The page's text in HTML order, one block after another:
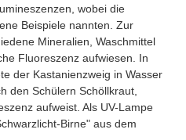
wobei die
Beispiele nannten. Zur
Mineralien, Waschmittel
Fluoreszenz aufwiesen. In
der Kastanienzweig in Wasser
den Schülern Schöllkraut,
aufweist. Als UV-Lampe
Birne" aus dem